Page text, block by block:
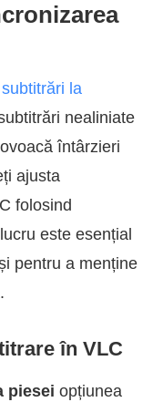
la
nealiniate
întârzieri
ajusta
folosind
este esențial
pentru a menține
în VLC
piesei opțiunea